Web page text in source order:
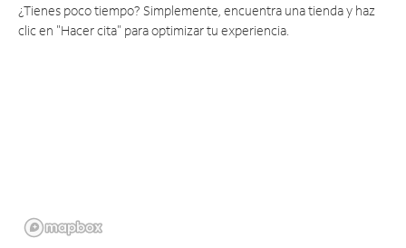
¿Tienes poco tiempo? Simplemente, encuentra una tienda y haz
clic en "Hacer cita" para optimizar tu experiencia.